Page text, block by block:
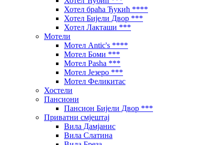
Хотел браћа Ђукић ****
Хотел Бијели Двор ***
Хотел Лакташи ***
Мотели
Мотел Antic's ****
Мотел Боми ***
Мотел Pasha ***
Мотел Језеро ***
Мотел Феликитас
Хостели
Пансиони
Пансион Бијели Двор ***
Приватни смјештај
Вила Дамјанис
Вила Слатина